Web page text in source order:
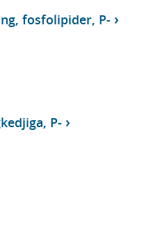
fosfolipider, P-
P-